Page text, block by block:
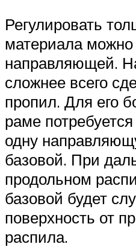
Регулировать
материала
направляющей.
сложнее всего
пропил. Для его
раме
одну
базовой. При
продольном
базовой будет
поверхность от
распила.